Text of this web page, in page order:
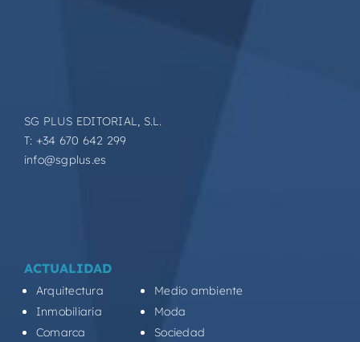
SG PLUS EDITORIAL, S.L.
T: +34 670 642 299
info@sgplus.es
ACTUALIDAD
Arquitectura
Inmobiliaria
Comarca
Medio ambiente
Moda
Sociedad